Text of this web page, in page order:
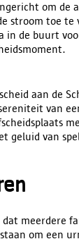
om de
stroom toe te
in de buurt
aan de
van
geluid van
meerdere
om een